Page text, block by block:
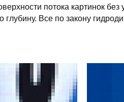
потока картинок без
Все по закону